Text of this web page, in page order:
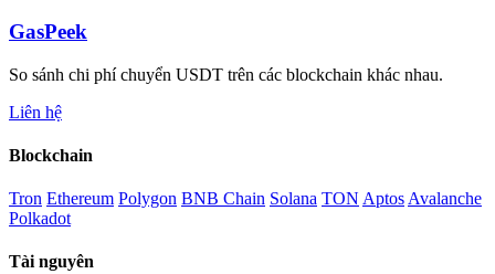
GasPeek
So sánh chi phí chuyển USDT trên các blockchain khác nhau.
Liên hệ
Blockchain
Tron Ethereum Polygon BNB Chain Solana TON Aptos Avalanche
Polkadot
Tài nguyên